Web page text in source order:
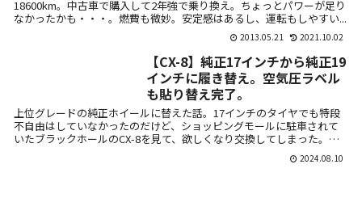
18600km。中古車で購入して2年強で乗り換え。ちょっとパワーが足り
なかったかも・・・。燃費も微妙。安定感はあるし、運転もしやすい...
2013.05.21 2021.10.02
【CX-8】純正17インチから純正19
インチに履き替え。空気圧ラベル
も貼り替え完了。
上位グレードの純正ホイールに替えた話。17インチのタイヤでも特段
不自由はしていなかったのだけど、ショッピングモールに駐車されて
いたブラックホールのCX-8を見て、欲しくなり交換してしまった。ま
2024.08.10